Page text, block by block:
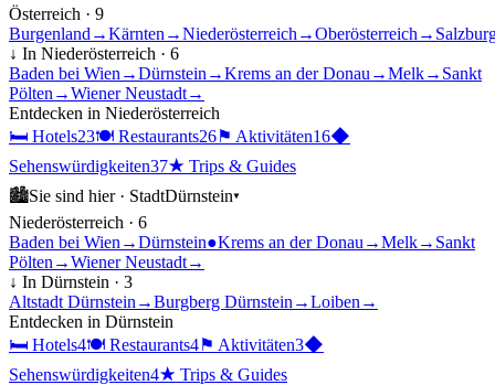
Österreich · 9
Burgenland →Kärnten →Niederösterreich →Oberösterreich →
↓ In Niederösterreich · 6
Baden bei Wien →Dürnstein →Krems an der Donau →Melk→ Sankt
Pölten →Wiener Neustadt→
Entdecken in Niederösterreich
🛏 Hotels23🍽 Restaurants26⚑ Aktivitäten16◆
Sehenswürdigkeiten37★ Trips & Guides
🏙Sie sind hier · StadtDürnstein▾
Niederösterreich · 6
Baden bei Wien →Dürnstein●Krems an der Donau →Melk→ Sankt
Pölten →Wiener Neustadt→
↓ In Dürnstein · 3
Altstadt Dürnstein →Burgberg Dürnstein →Loiben →
Entdecken in Dürnstein
🛏 Hotels4🍽 Restaurants4⚑ Aktivitäten3◆
Sehenswürdigkeiten4★ Trips & Guides